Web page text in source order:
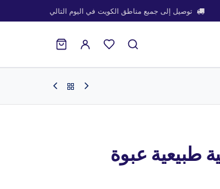
توصيل إلى جميع مناطق الكويت في اليوم التالي
طبيعية عبوة